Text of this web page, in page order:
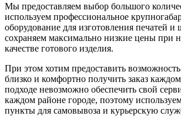
Мы предоставляем выбор большого
используем профессиональное
оборудование для изготовления печатей и
сохраняем максимально низкие цены при
качестве готового изделия.
При этом хотим предоставить
близко и комфортно получить заказ
подходе невозможно обеспечить свой
каждом районе городе, поэтому
пункты для самовывоза и курьерскую